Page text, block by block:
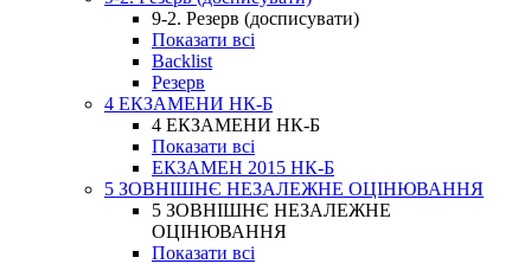
9-2. Резерв (досписувати)
Показати всі
Backlist
Резерв
4 ЕКЗАМЕНИ НК-Б
4 ЕКЗАМЕНИ НК-Б
Показати всі
ЕКЗАМЕН 2015 НК-Б
5 ЗОВНІШНЄ НЕЗАЛЕЖНЕ ОЦІНЮВАННЯ
5 ЗОВНІШНЄ НЕЗАЛЕЖНЕ
ОЦІНЮВАННЯ
Показати всі